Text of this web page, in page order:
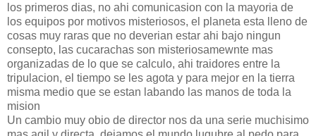
los primeros dias, no ahi comunicasion con la mayoria de
los equipos por motivos misteriosos, el planeta esta lleno de
cosas muy raras que no deverian estar ahi bajo ningun
consepto, las cucarachas son misteriosamewnte mas
organizadas de lo que se calculo, ahi traidores entre la
tripulacion, el tiempo se les agota y para mejor en la tierra
misma medio que se estan labando las manos de toda la
mision
Un cambio muy obio de director nos da una serie muchisimo